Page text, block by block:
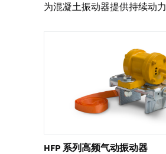
为混凝土振动器提供持续动力
HFP 系列高频气动振动器